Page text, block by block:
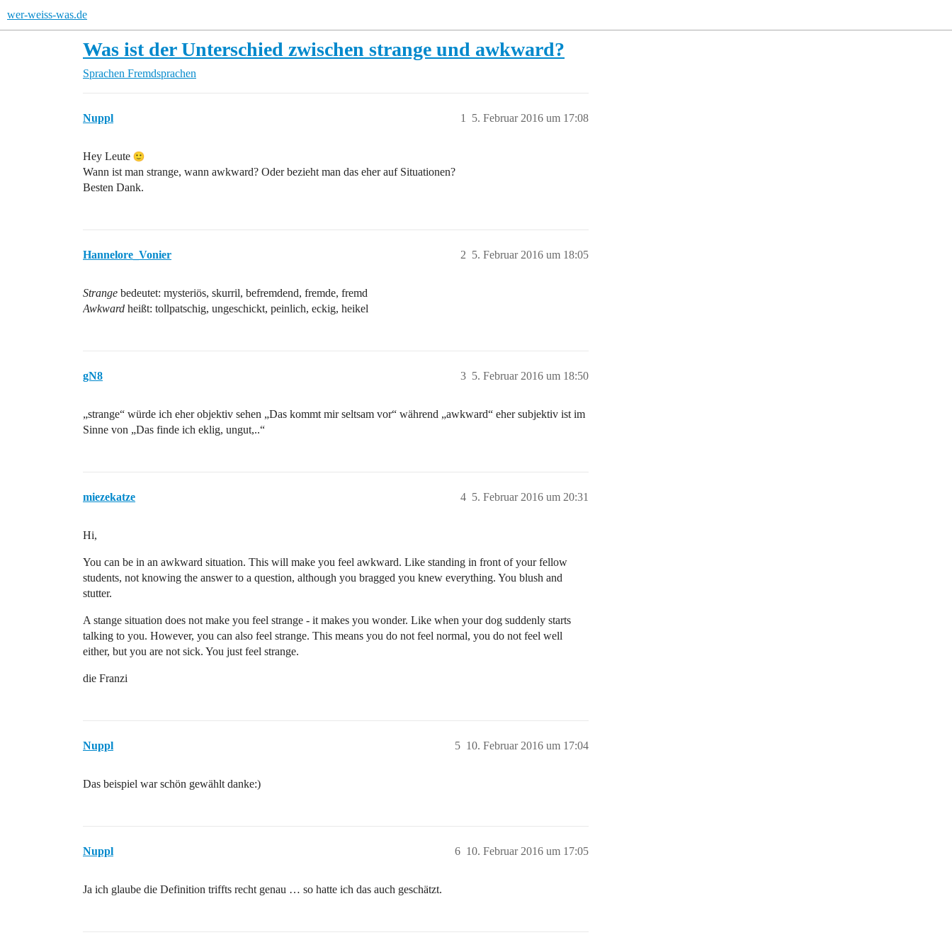
wer-weiss-was.de
Was ist der Unterschied zwischen strange und awkward?
Sprachen Fremdsprachen
Nuppl 5. Februar 2016 um 17:08
1
Hey Leute
Wann ist man strange, wann awkward? Oder bezieht man das eher auf Situationen?
Besten Dank.
Hannelore_Vonier 5. Februar 2016 um 18:05
2
Strange bedeutet: mysteriös, skurril, befremdend, fremde, fremd
Awkward heißt: tollpatschig, ungeschickt, peinlich, eckig, heikel
gN8 5. Februar 2016 um 18:50
3
„strange“ würde ich eher objektiv sehen „Das kommt mir seltsam vor“ während „awkward“ eher subjektiv ist im
Sinne von „Das finde ich eklig, ungut,..“
miezekatze 5. Februar 2016 um 20:31
4
Hi,
You can be in an awkward situation. This will make you feel awkward. Like standing in front of your fellow
students, not knowing the answer to a question, although you bragged you knew everything. You blush and
stutter.
A stange situation does not make you feel strange - it makes you wonder. Like when your dog suddenly starts
talking to you. However, you can also feel strange. This means you do not feel normal, you do not feel well
either, but you are not sick. You just feel strange.
die Franzi
Nuppl 10. Februar 2016 um 17:04
5
Das beispiel war schön gewählt danke:)
Nuppl 10. Februar 2016 um 17:05
6
Ja ich glaube die Definition triffts recht genau … so hatte ich das auch geschätzt.